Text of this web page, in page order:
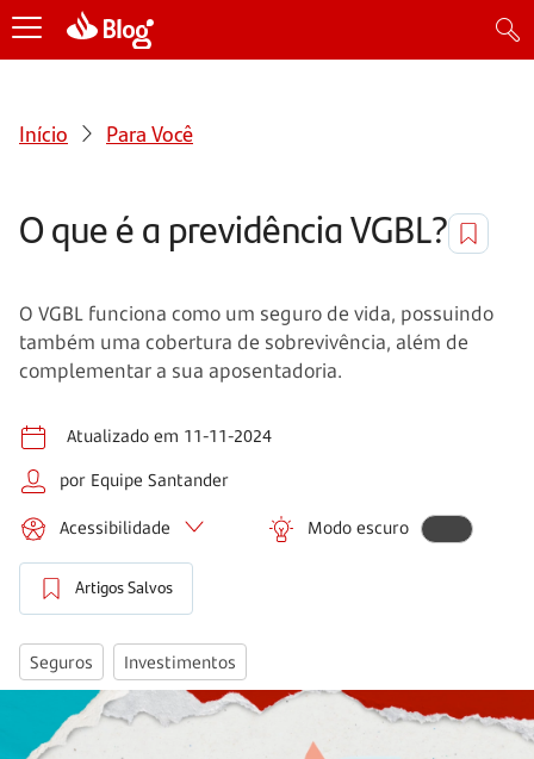
Início Para Você
O que é a previdência VGBL?
O VGBL funciona como um seguro de vida, possuindo
também uma cobertura de sobrevivência, além de
complementar a sua aposentadoria.
Atualizado em 11-11-2024
por Equipe Santander
Acessibilidade Modo escuro
Artigos Salvos
Seguros Investimentos